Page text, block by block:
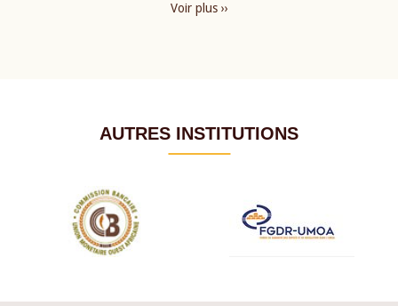
Voir plus ››
AUTRES INSTITUTIONS